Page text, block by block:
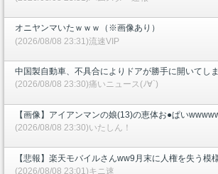
オニヤンマいたｗｗｗ（※画像あり）
(2026/08/08 23:31)流速VIP
中国製自動車、不具合によりドアが勝手に開いてし
(2026/08/08 23:30)痛いニュース(ﾉ∀`)
【画像】アイアンマンの娘(13)の恵体お●ぱい
(2026/08/08 23:30)いたしん！
【悲報】楽天モバイルさんww9月末に人権を失う模
(2026/08/08 23:01)キニ速